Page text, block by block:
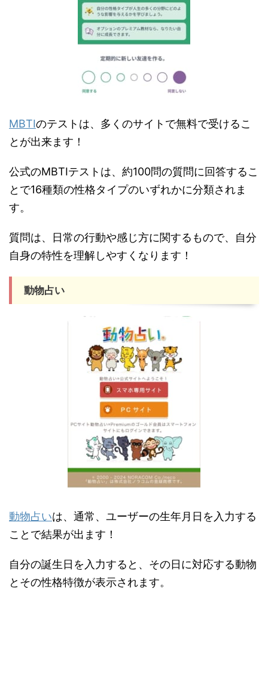
MBTIのテストは、多くのサイトで無料で受けるこ
とが出来ます！
公式のMBTIテストは、約100問の質問に回答するこ
とで16種類の性格タイプのいずれかに分類されま
す。
質問は、日常の行動や感じ方に関するもので、自分
自身の特性を理解しやすくなります！
動物占い
動物占いは、通常、ユーザーの生年月日を入力する
ことで結果が出ます！
自分の誕生日を入力すると、その日に対応する動物
とその性格特徴が表示されます。